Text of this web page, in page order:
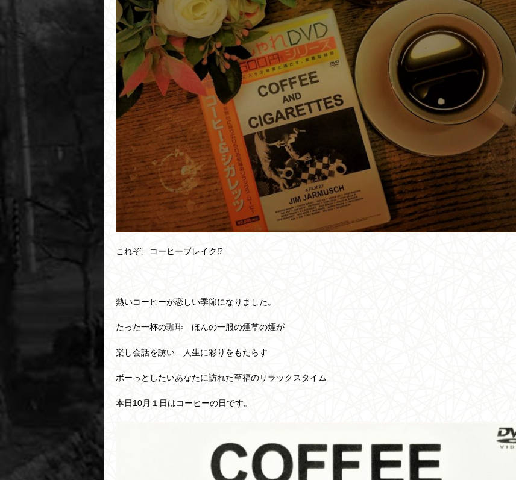
これぞ、コーヒーブレイク⁉
熱いコーヒーが恋しい季節になりました。
たった一杯の珈琲 ほんの一服の煙草の煙が
楽し会話を誘い 人生に彩りをもたらす
ボーっとしたいあなたに訪れた至福のリラックスタイム
本日10月１日はコーヒーの日です。